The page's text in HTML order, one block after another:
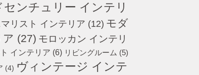
センチュリー インテリ
マリスト インテリア (12) モダ
ア (27) モロッカン インテリ
インテリア (6) リビングルーム (5)
(4) ヴィンテージ インテ